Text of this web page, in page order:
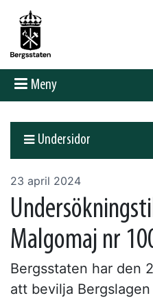
Meny
Undersidor
23 april 2024
Malgomaj nr
Bergsstaten har den
att bevilja